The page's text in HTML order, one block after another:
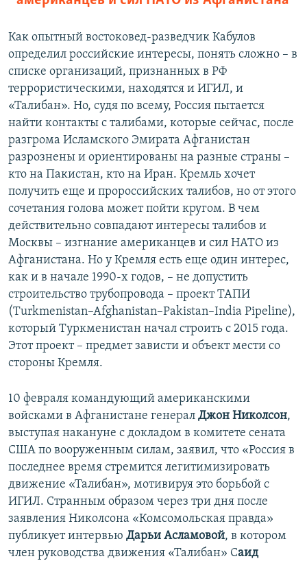
Как опытный востоковед-разведчик Кабулов
определил российские интересы, понять сложно – в
списке организаций, признанных в РФ
террористическими, находятся и ИГИЛ, и
«Талибан». Но, судя по всему, Россия пытается
найти контакты с талибами, которые сейчас, после
разгрома Исламского Эмирата Афганистан
разрознены и ориентированы на разные страны –
кто на Пакистан, кто на Иран. Кремль хочет
получить еще и пророссийских талибов, но от этого
сочетания голова может пойти кругом. В чем
действительно совпадают интересы талибов и
Москвы – изгнание американцев и сил НАТО из
Афганистана. Но у Кремля есть еще один интерес,
как и в начале 1990-х годов, – не допустить
строительство трубопровода – проект ТАПИ
(Turkmenistan–Afghanistan–Pakistan–India Pipeline),
который Туркменистан начал строить с 2015 года.
Этот проект – предмет зависти и объект мести со
стороны Кремля.
10 февраля командующий американскими
войсками в Афганистане генерал Джон Николсон,
выступая накануне с докладом в комитете сената
США по вооруженным силам, заявил, что «Россия в
последнее время стремится легитимизировать
движение «Талибан», мотивируя это борьбой с
ИГИЛ. Странным образом через три дня после
заявления Николсона «Комсомольская правда»
публикует интервью Дарьи Асламовой, в котором
член руководства движения «Талибан» Саид